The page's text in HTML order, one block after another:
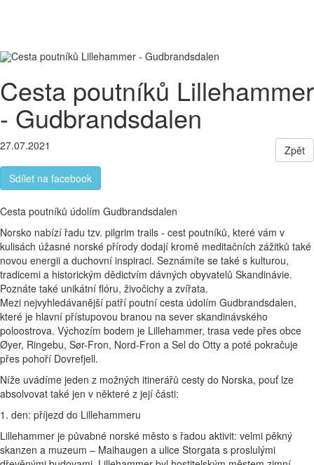
Cesta poutníků Lillehammer
- Gudbrandsdalen
27.07.2021
Zpět
Sdílet na facebook
Cesta poutníků údolím Gudbrandsdalen
Norsko nabízí řadu tzv. pilgrim trails - cest poutníků, které vám v
kulisách úžasné norské přírody dodají kromě meditačních zážitků také
novou energii a duchovní inspiraci. Seznámíte se také s kulturou,
tradicemi a historickým dědictvím dávných obyvatelů Skandinávie.
Poznáte také unikátní flóru, živočichy a zvířata.
Mezi nejvyhledávanější patří poutní cesta údolím Gudbrandsdalen,
které je hlavní přístupovou branou na sever skandinávského
poloostrova. Výchozím bodem je Lillehammer, trasa vede přes obce
Øyer, Ringebu, Sør-Fron, Nord-Fron a Sel do Otty a poté pokračuje
přes pohoří Dovrefjell.
Níže uvádíme jeden z možných itinerářů cesty do Norska, pouť lze
absolvovat také jen v některé z její části:
1. den: příjezd do Lillehammeru
Lillehammer je půvabné norské město s řadou aktivit: velmi pěkný
skanzen a muzeum – ​​Maihaugen a ulice Storgata s proslulými